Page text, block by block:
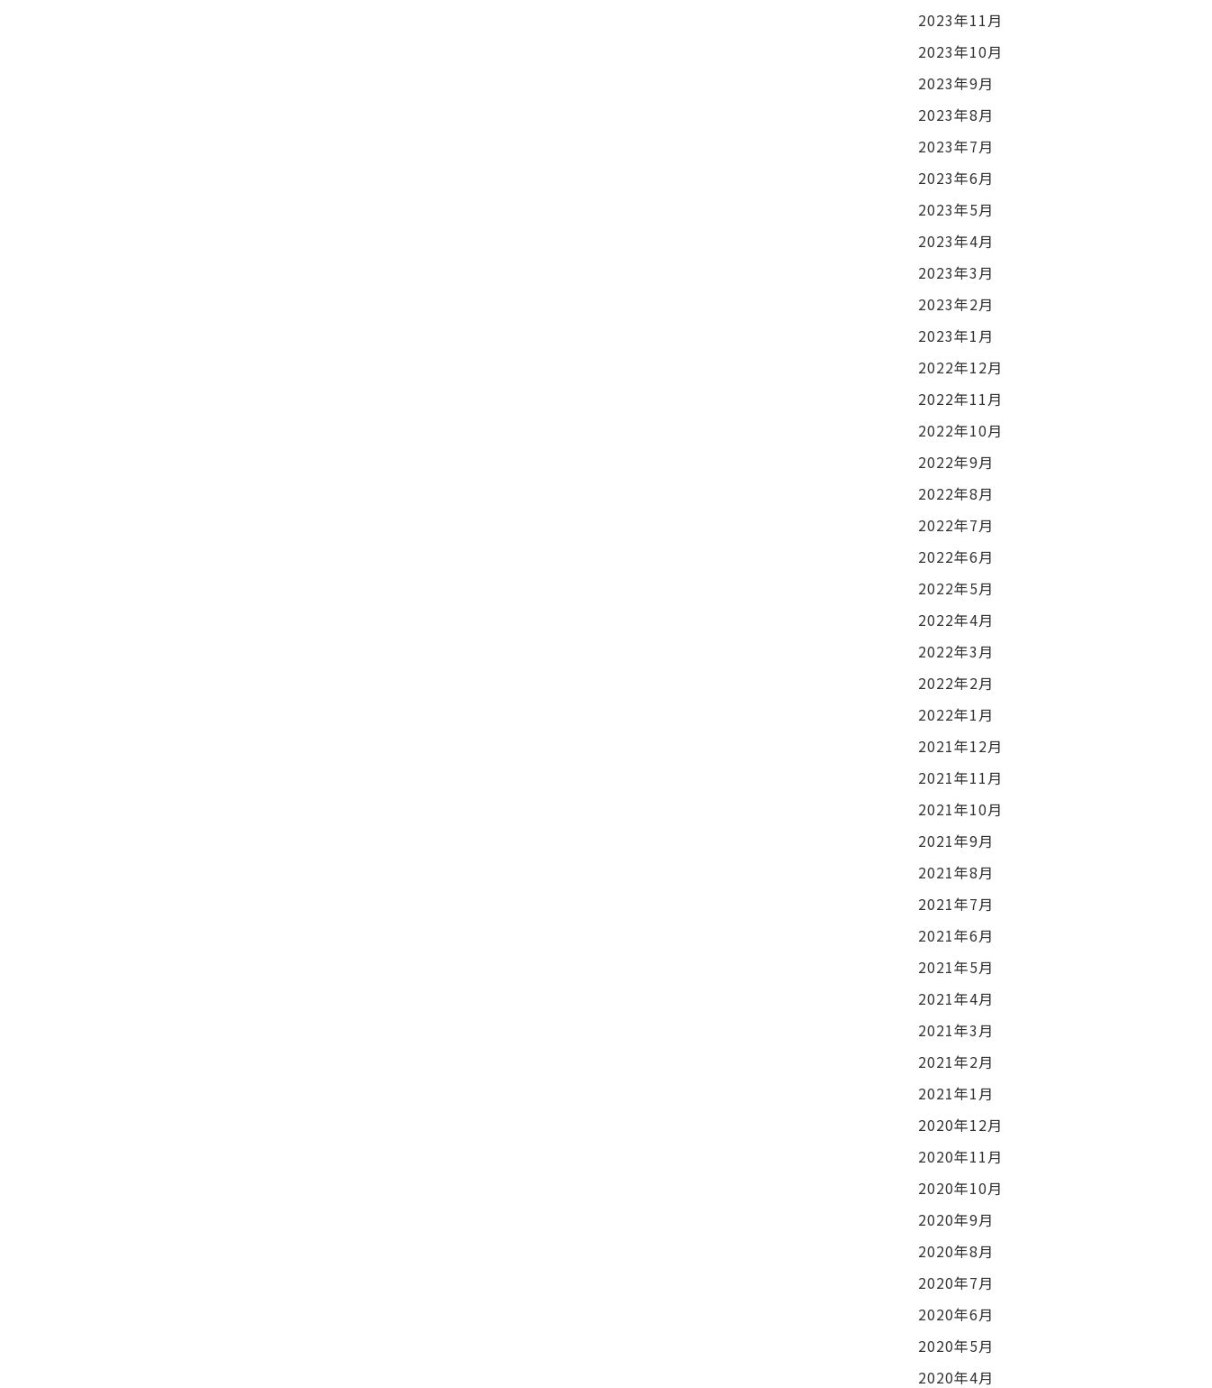
2023年11月
2023年10月
2023年9月
2023年8月
2023年7月
2023年6月
2023年5月
2023年4月
2023年3月
2023年2月
2023年1月
2022年12月
2022年11月
2022年10月
2022年9月
2022年8月
2022年7月
2022年6月
2022年5月
2022年4月
2022年3月
2022年2月
2022年1月
2021年12月
2021年11月
2021年10月
2021年9月
2021年8月
2021年7月
2021年6月
2021年5月
2021年4月
2021年3月
2021年2月
2021年1月
2020年12月
2020年11月
2020年10月
2020年9月
2020年8月
2020年7月
2020年6月
2020年5月
2020年4月